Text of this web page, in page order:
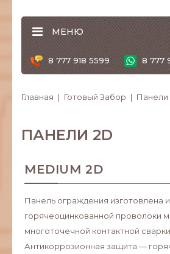
МЕНЮ
8 777 918 5599 8 777
Главная Готовый Забор Панели
ПАНЕЛИ 2D
MEDIUM 2D
Панель ограждения изготовлена
горячеоцинкованной проволоки
многоточечной контактной сварки.
Антикоррозионная защита —